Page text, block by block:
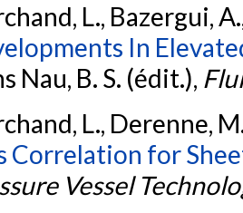
L., Bazergui,
In
Nau, B. S. (édit.),
L., Derenne,
Correlation for
Vessel